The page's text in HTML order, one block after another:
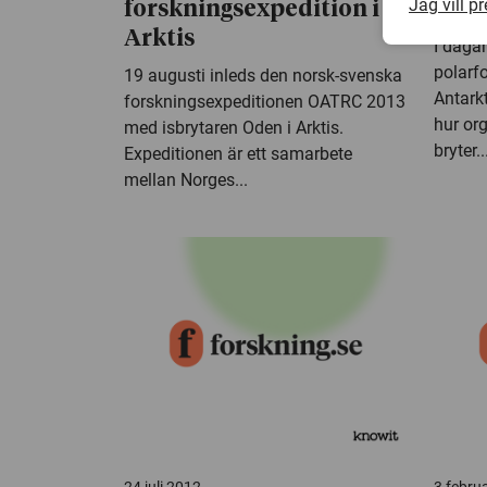
forskningsexpedition i
Arktis
19 augusti inleds den norsk-svenska
forskningsexpeditionen OATRC 2013
med isbrytaren Oden i Arktis.
Expeditionen är ett samarbete
mellan Norges...
har
I
hur
bryter...
Jag vill